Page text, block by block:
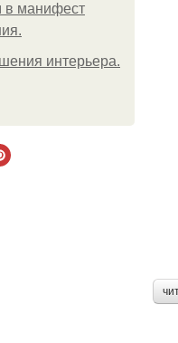
в манифест
интерьера.